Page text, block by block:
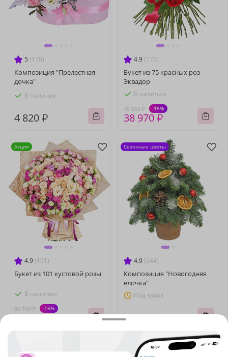
5 (178)
Композиция "Прелестная
дочка"
В наличии
4 820 ₽
4.9 (179)
Букет из 75 красных роз
Эквадор
В наличии
45 850 ₽ -15%
38 970 ₽
4.9 (151)
Букет из 101 кустовой розы
В наличии
86 740 ₽ -15%
73 730 ₽
Акция
4.9 (644)
Композиция "Новогодняя
елочка"
Под заказ
3 910 ₽
Сезонные цветы